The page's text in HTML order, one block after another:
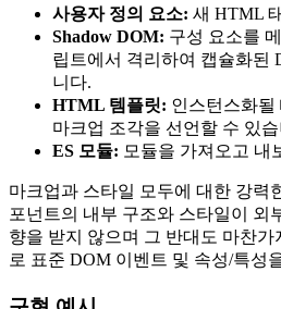
사용자 정의 요소: 새 HTML
Shadow DOM: 구성 요소를
립트에서 격리하여 캡슐화된
니다.
HTML 템플릿: 인스턴스화될
마크업 조각을 선언할 수 있
ES 모듈: 모듈을 가져오고 내
마크업과 스타일 모두에 대한 강력
포넌트의 내부 구조와 스타일이 외
향을 받지 않으며 그 반대도 마찬
로 표준 DOM 이벤트 및 속성/특성